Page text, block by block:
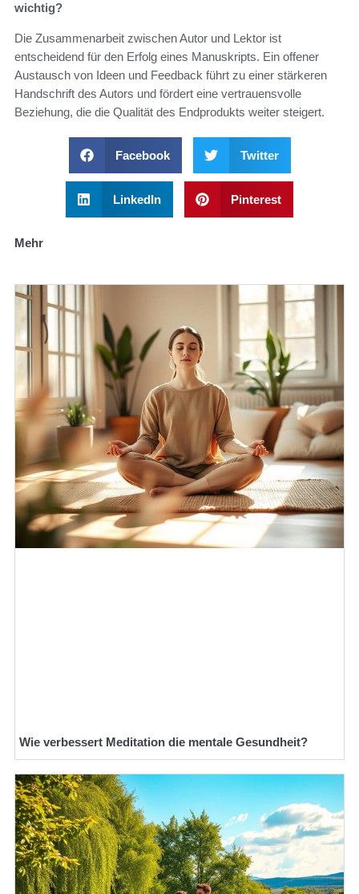
wichtig?
Die Zusammenarbeit zwischen Autor und Lektor ist
entscheidend für den Erfolg eines Manuskripts. Ein offener
Austausch von Ideen und Feedback führt zu einer stärkeren
Handschrift des Autors und fördert eine vertrauensvolle
Beziehung, die die Qualität des Endprodukts weiter steigert.
Facebook Twitter
LinkedIn Pinterest
Mehr
Wie verbessert Meditation die mentale Gesundheit?